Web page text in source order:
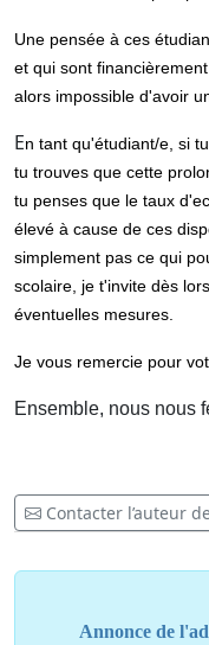
Une pensée à ces
et qui sont
alors impossible d'avoir
En tant qu'étudiant/e, si
tu trouves que cette
tu penses que le taux
élevé à cause de ces
simplement pas ce qui
scolaire, je t'invite dès
éventuelles mesures.
Je vous remercie pour
Ensemble, nous nous
Contacter l’auteur
Annonce de